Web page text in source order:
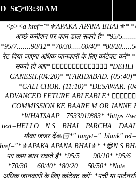
D S👉03:30 AM
<p><a href="*⚜️APAKA APANA BHAI⚜️*
अच्छे कमीशन पर काम डाल सकते है* *95/
*95/7.......90/12* *70/30.....60/40* *80/
रेट दिया जाएगा अधिक जानकारी के लिए कांटेक्ट करें*
सकते हो आप* 👇🏻👇🏻👇🏻👇🏻👇🏻👇🏻👇🏻
GANESH.(04:20)* *FARIDABAD.
*GALI CHOR. (11:10)* *DESAWAR.
ADVANCED FETURE ABLEABLE*
COMMISSION KE BAARE M OR JANNE
*WHATSAAP : 7533919883* *https://
मौका जरूर दें🙏🏻*" target="_blank"
href="*⚜️APAKA APANA BHAI⚜️* *😎N.S
पर काम डाल सकते है* *95/5.......90/10* *95/
*70/30.....60/40* *80/20.....50/50* *Note::::
अधिक जानकारी के लिए कांटेक्ट करें* *पत्ती या